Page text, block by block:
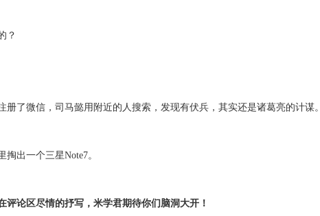
？
册了微信，司马懿用附近的人搜索，发现有伏兵，其实还是诸葛亮的计谋。
出一个三星Note7。
评论区尽情的抒写，米学君期待你们脑洞大开！